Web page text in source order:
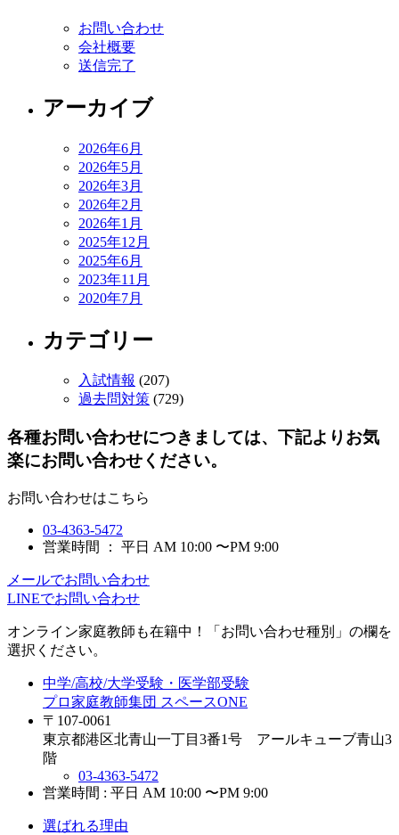
お問い合わせ
会社概要
送信完了
アーカイブ
2026年6月
2026年5月
2026年3月
2026年2月
2026年1月
2025年12月
2025年6月
2023年11月
2020年7月
カテゴリー
入試情報 (207)
過去問対策 (729)
各種お問い合わせにつきましては、下記よりお気
楽にお問い合わせください。
お問い合わせはこちら
03-4363-5472
営業時間 ： 平日 AM 10:00 〜PM 9:00
メールでお問い合わせ
LINEでお問い合わせ
オンライン家庭教師 も在籍中！「お問い合わせ種別」の欄を
選択ください。
中学/高校/大学受験・医学部受験
プロ家庭教師集団 スペースONE
〒107-0061
東京都港区北青山一丁目3番1号 アールキューブ青山3
階
03-4363-5472
営業時間 : 平日 AM 10:00 〜PM 9:00
選ばれる理由